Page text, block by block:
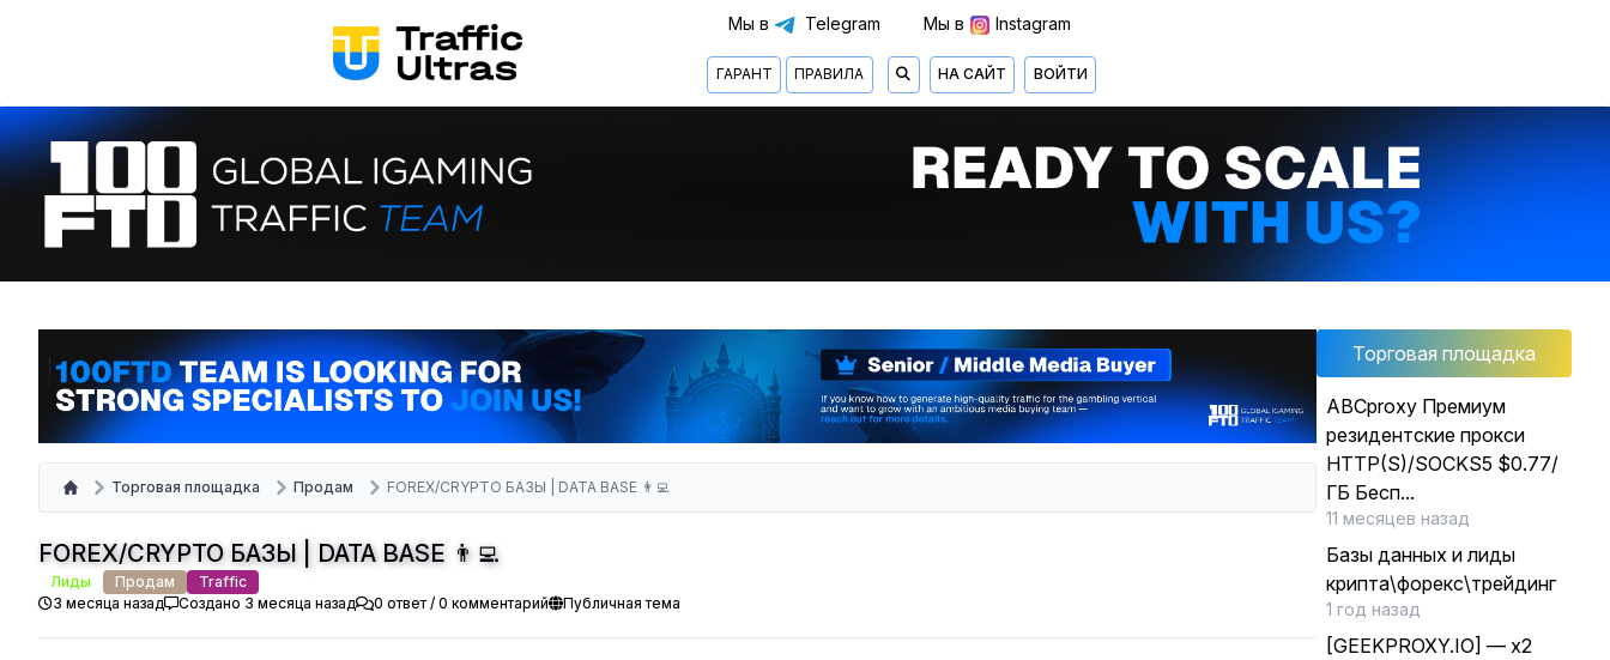
Мы в Telegram Мы в Instagram
ГАРАНТ ПРАВИЛА НА САЙТ ВОЙТИ
Торговая площадка Продам FOREX/CRYPTO БАЗЫ | DATA BASE 👨‍💻
FOREX/CRYPTO БАЗЫ | DATA BASE 👨‍💻
Лиды Продам
Traffic
3 месяца назад
Создано 3 месяца назад 0 ответ / 0 комментарий Публичная тема
Торговая площадка
ABCproxy Премиум
резидентские прокси
HTTP(S)/SOCKS5 $0.77/
ГБ Бесп...
11 месяцев назад
Базы данных и лиды
крипта\форекс\трейдинг
1 год назад
[GEEKPROXY.IO] — x2